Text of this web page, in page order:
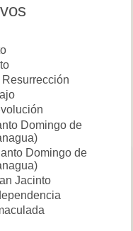
Domingo de
Domingo de
Jacinto